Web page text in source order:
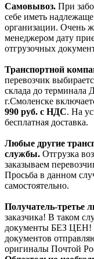
Самовывоз. При
себе иметь
организации. Очень
менеджером дату
отгрузочных
Транспортной
перевозчик
склада до терминала
г.Смоленске
990 руб. с НДС. На
бесплатная доставка.
Любые другие
службы. Отгрузка
заказываем
Просьба в данном
самостоятельно.
Получатель-третье
заказчика! В таком
документы БЕЗ ЦЕН!
документов
оригиналы Почтой